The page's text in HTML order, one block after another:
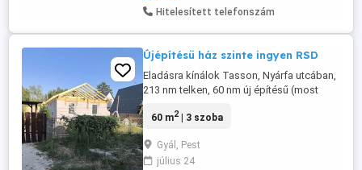
Hitelesített telefonszám
Újépítésü ház szinte ingyen RSD
Eladásra kínálok Tasson, Nyárfa utcában,
213 nm telken, 60 nm új építésű (most
Cserepeslemez fedéssel beton
villany, fúrt kút és csatorna van. Nem
tartozik stég hozzá. Kunsági és Rsd pár
60 m2| 3 szoba
Gyál, Pest
július 24